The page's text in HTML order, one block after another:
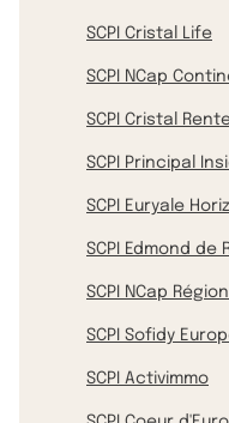
SCPI Cristal Life
SCPI NCap
SCPI Cristal
SCPI Principal
SCPI Euryale
SCPI Edmond de
SCPI NCap
SCPI Sofidy
SCPI Activimmo